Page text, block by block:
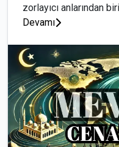
zorlayıcı anlarından
Devamı